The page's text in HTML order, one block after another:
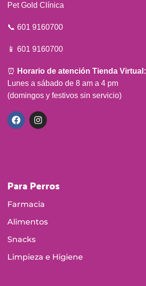
Pet Gold Clínica
📞 601 9160700
📱 601 9160700
⏰ Horario de atención Tienda Virtual:
Lunes a sábado de 8 am a 4 pm
(domingos y festivos sin servicio)
Para Perros
Farmacia
Alimentos
Snacks
Limpieza e Higiene